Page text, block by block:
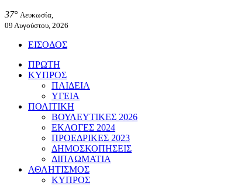
37° Λευκωσία,
09 Αυγούστου, 2026
ΕΙΣΟΔΟΣ
ΠΡΩΤΗ
ΚΥΠΡΟΣ
ΠΑΙΔΕΙΑ
ΥΓΕΙΑ
ΠΟΛΙΤΙΚΗ
ΒΟΥΛΕΥΤΙΚΕΣ 2026
ΕΚΛΟΓΕΣ 2024
ΠΡΟΕΔΡΙΚΕΣ 2023
ΔΗΜΟΣΚΟΠΗΣΕΙΣ
ΔΙΠΛΩΜΑΤΙΑ
ΑΘΛΗΤΙΣΜΟΣ
ΚΥΠΡΟΣ